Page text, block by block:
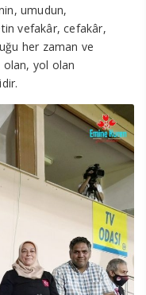
umudun,
vefakâr, cefakâr,
her zaman ve
olan, yol olan